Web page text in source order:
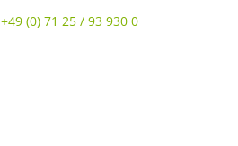
+49 (0) 71 25 / 93 930 0